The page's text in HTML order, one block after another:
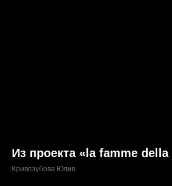
Из проекта «la famme
Кривозубова Юлия